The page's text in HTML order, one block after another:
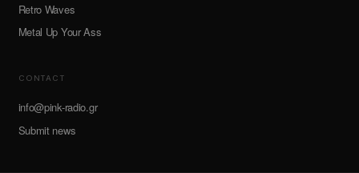
Retro Waves
Metal Up Your Ass
CONTACT
info@pink-radio.gr
Submit news